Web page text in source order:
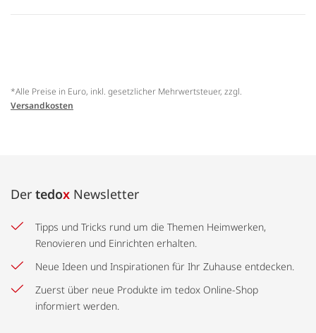
*Alle Preise in Euro, inkl. gesetzlicher Mehrwertsteuer, zzgl.
Versandkosten
Der tedox Newsletter
Tipps und Tricks rund um die Themen Heimwerken,
Renovieren und Einrichten erhalten.
Neue Ideen und Inspirationen für Ihr Zuhause entdecken.
Zuerst über neue Produkte im tedox Online-Shop
informiert werden.